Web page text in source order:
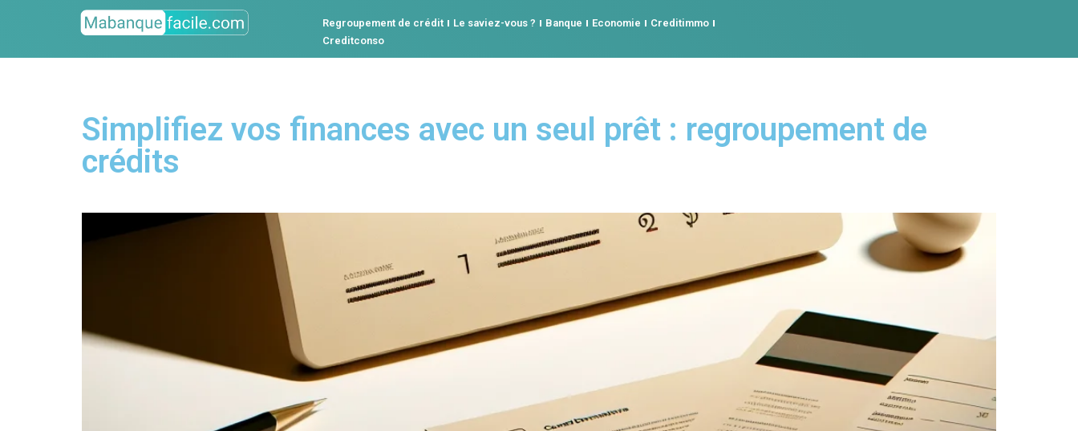
Regroupement de crédit Le saviez-vous ? Banque Economie
Creditimmo
Creditconso
Simplifiez vos finances avec un seul prêt : regroupement de
crédits